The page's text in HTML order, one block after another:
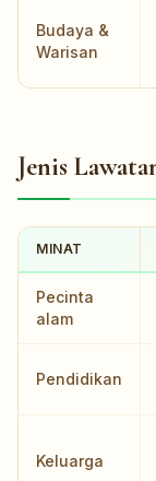
Budaya &
Warisan
Jenis
MINAT
Pecinta
alam
Pendidikan
Keluarga